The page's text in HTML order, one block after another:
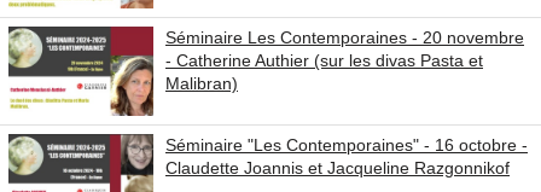
Séminaire Les Contemporaines - 20 novembre
- Catherine Authier (sur les divas Pasta et
Malibran)
Séminaire "Les Contemporaines" - 16 octobre -
Claudette Joannis et Jacqueline Razgonnikof